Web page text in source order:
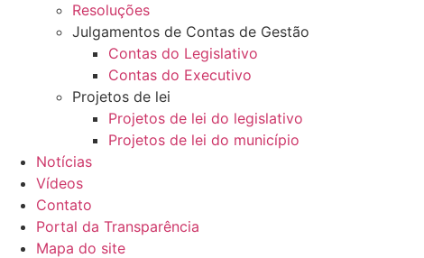
Resoluções
Julgamentos de Contas de Gestão
Contas do Legislativo
Contas do Executivo
Projetos de lei
Projetos de lei do legislativo
Projetos de lei do município
Notícias
Vídeos
Contato
Portal da Transparência
Mapa do site